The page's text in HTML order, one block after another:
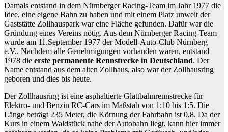
Damals entstand in dem Nürnberger Racing-Team im Jahr 1977 die
Idee, eine eigene Bahn zu haben und mit einem Platz unweit der
Gaststätte Zollhauspark war eine Fläche gefunden. Dafür war die
Gründung eines Vereins nötig. Aus dem Nürnberger Racing-Team
wurde am 11.September 1977 der Modell-Auto-Club Nürnberg
e.V.. Nachdem alle Genehmigungen vorhanden waren, entstand
1978 die erste permanente Rennstrecke in Deutschland. Der
Name entstand aus dem alten Zollhaus, also war der Zollhausring
geboren und dies bis heute.
Der Zollhausring ist eine asphaltierte Glattbahnrennstrecke für
Elektro- und Benzin RC-Cars im Maßstab von 1:10 bis 1:5. Die
Länge beträgt 235 Meter, die Körnung der Fahrbahn ist 0,8. Da der
Kurs in einem Waldstück nahe der Autobahn liegt, kann hier immer